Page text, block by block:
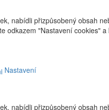
nabídli přizpůsobený obsah
odkazem "Nastavení cookies"
Nastavení
nabídli přizpůsobený obsah